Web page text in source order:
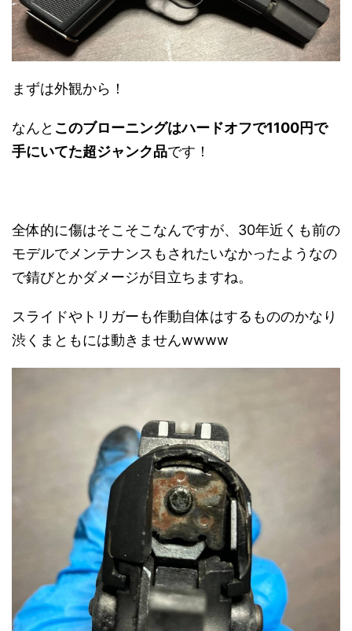
まずは外観から！
なんと このブローニングはハードオフで1100円で
手にいてた超ジャンク品です！
全体的に傷はそこそこなんですが、30年近くも前の
モデルでメンテナンスもされたいなかったようなの
で錆びとかダメージが目立ちますね。
スライドやトリガーも作動自体はするもののかなり
渋くまともには動きませんwwww